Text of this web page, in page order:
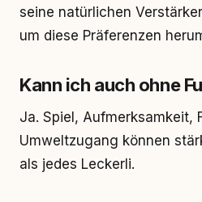
seine natürlichen
um diese Präferenzen
Kann ich auch ohne
Ja. Spiel, Aufmerksamkeit,
Umweltzugang können
als jedes Leckerli.